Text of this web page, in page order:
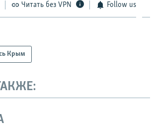
Читать без VPN Follow us
Крым